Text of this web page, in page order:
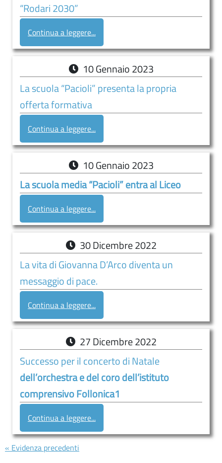
“Rodari 2030”
Continua a leggere...
10Gennaio 2023
La scuola “Pacioli” presenta la propria
offerta formativa
Continua a leggere...
10Gennaio 2023
La scuola media “Pacioli” entra al Liceo
Continua a leggere...
30Dicembre2022
La vita di Giovanna D’Arco diventa un
messaggio di pace.
Continua a leggere...
27 Dicembre2022
Successo per il concerto di Natale
dell’orchestra e del coro dell’istituto
comprensivo Follonica1
Continua a leggere...
« Evidenza precedenti